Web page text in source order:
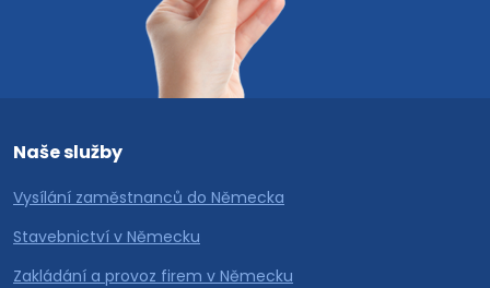
Naše služby
Vysílání zaměstnanců do Německa
Stavebnictví v Německu
Zakládání a provoz firem v Německu